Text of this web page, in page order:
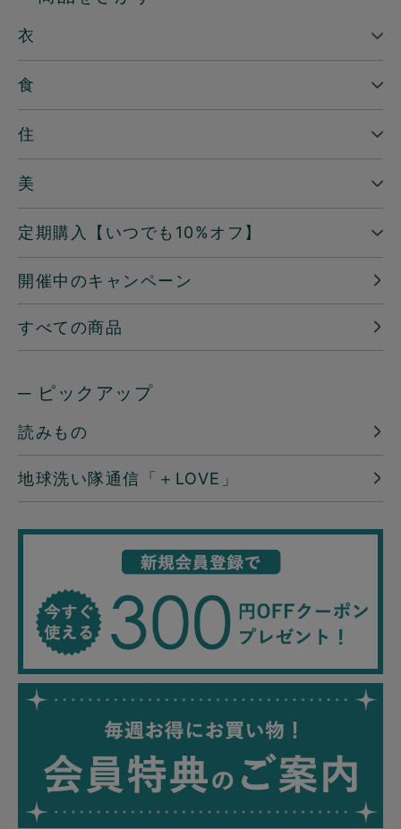
衣
食
住
美
定期購入【いつでも10%オフ】
開催中のキャンペーン
すべての商品
─ ピックアップ
読みもの
地球洗い隊通信「＋LOVE」